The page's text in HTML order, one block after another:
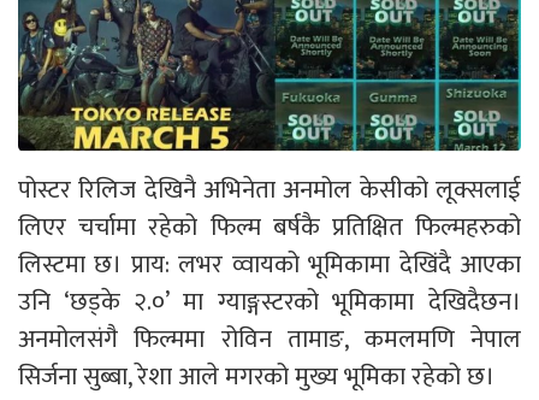
पोस्टर रिलिज देखिनै अभिनेता अनमोल केसीको लूक्सलाई
लिएर चर्चामा रहेको फिल्म बर्षकै प्रतिक्षित फिल्महरुको
लिस्टमा छ। प्राय: लभर व्वायको भूमिकामा देखिंदै आएका
उनि ‘छड्के २.०’ मा ग्याङ्गस्टरको भूमिकामा देखिदैछन।
अनमोलसंगै फिल्ममा रोविन तामाङ, कमलमणि नेपाल
सिर्जना सुब्बा, रेशा आले मगरको मुख्य भूमिका रहेको छ।